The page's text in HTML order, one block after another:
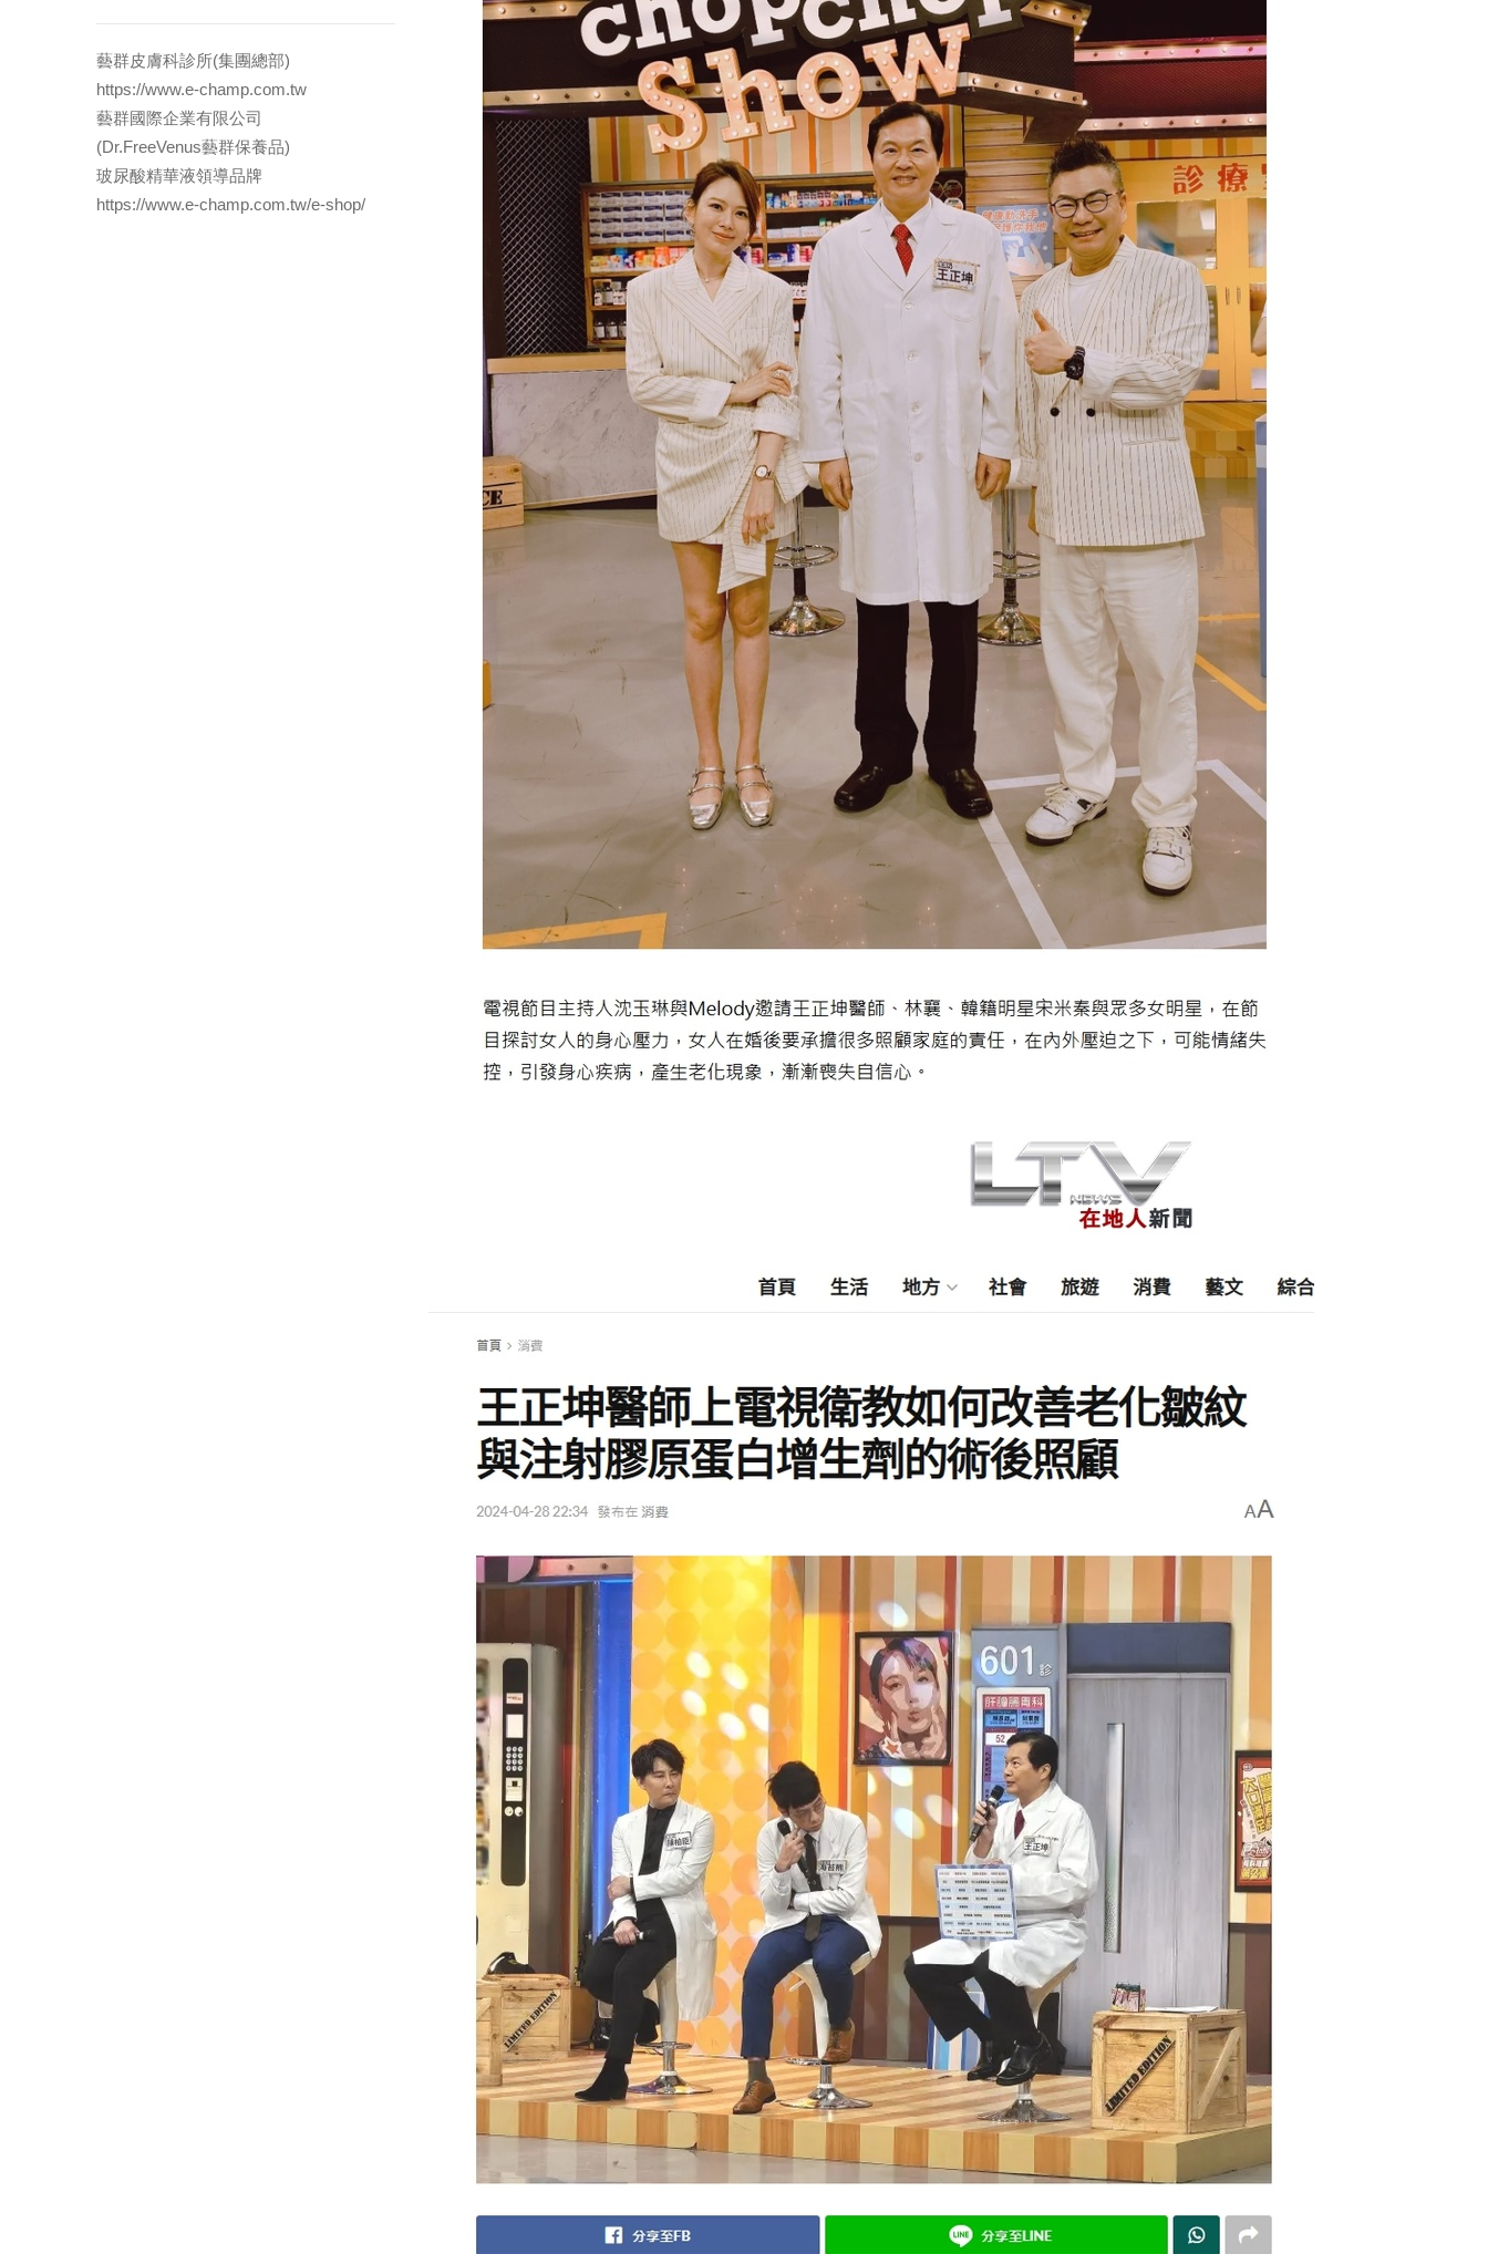
藝群皮膚科診所(集團總部)
https://www.e-champ.com.tw
藝群國際企業有限公司
(Dr.FreeVenus藝群保養品)
玻尿酸精華液領導品牌
https://www.e-champ.com.tw/e-shop/